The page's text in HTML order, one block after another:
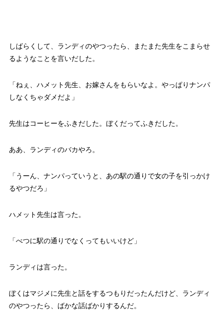
しばらくして、ランディのやつったら、またまた先生をこまらせ
るようなことを言いだした。
「ねぇ、ハメット先生、お嫁さんをもらいなよ。やっぱりナンパ
しなくちゃダメだよ」
先生はコーヒーをふきだした。ぼくだってふきだした。
ああ、ランディのバカやろ。
「うーん、ナンパっていうと、あの駅の通りで女の子を引っかけ
るやつだろ」
ハメット先生は言った。
「べつに駅の通りでなくってもいいけど」
ランディは言った。
ぼくはマジメに先生と話をするつもりだったんだけど、ランディ
のやつったら、ばかな話ばかりするんだ。